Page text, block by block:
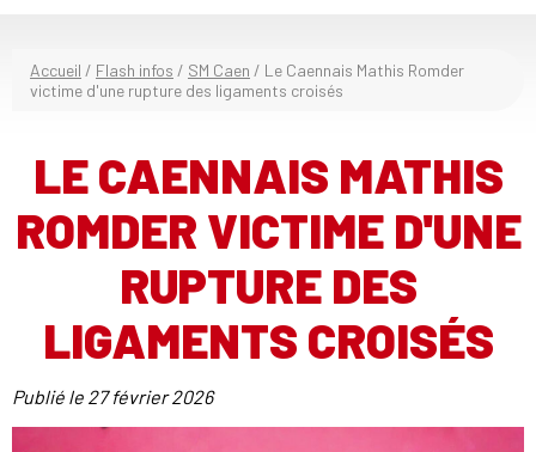
Accueil / Flash infos / SM Caen / Le Caennais Mathis Romder
victime d'une rupture des ligaments croisés
LE CAENNAIS MATHIS
ROMDER VICTIME D'UNE
RUPTURE DES
LIGAMENTS CROISÉS
Publié le 27 février 2026